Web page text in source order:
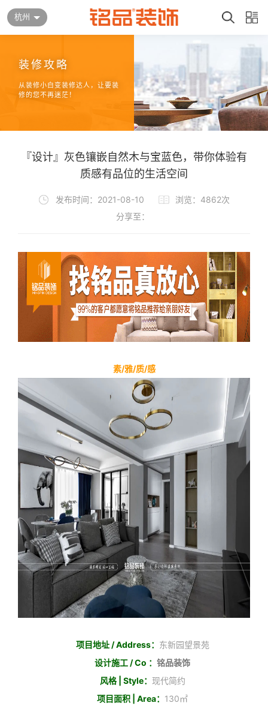
杭州
装修攻略
从装修小白变装修达人，让要装
修的您不再迷茫！
『设计』灰色镶嵌自然木与宝蓝色，带你体验有
质感有品位的生活空间
发布时间：2021-08-10
浏览：4862次
分享至：
素/雅/质/感
项目地址 / Address： 东新园望景苑
设计施工 / Co ： 铭品装饰
风格 | Style： 现代简约
项目面积 | Area： 130㎡